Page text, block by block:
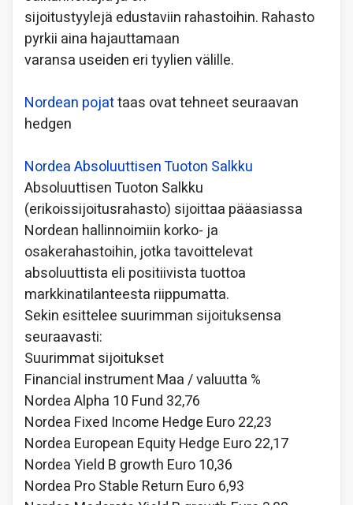
sijoitustyylejä edustaviin rahastoihin. Rahasto
pyrkii aina hajauttamaan
varansa useiden eri tyylien välille.
Nordean pojattaas ovat tehneet seuraavan
hedgen
Nordea Absoluuttisen Tuoton Salkku
Absoluuttisen Tuoton Salkku
(erikoissijoitusrahasto) sijoittaa pääasiassa
Nordean hallinnoimiin korko- ja
osakerahastoihin, jotka tavoittelevat
absoluuttista eli positiivista tuottoa
markkinatilanteesta riippumatta.
Sekin esittelee suurimman sijoituksensa
seuraavasti:
Suurimmat sijoitukset
Financial instrument Maa / valuutta %
Nordea Alpha 10 Fund 32,76
Nordea Fixed Income Hedge Euro 22,23
Nordea European Equity Hedge Euro 22,17
Nordea Yield B growth Euro 10,36
Nordea Pro Stable Return Euro 6,93